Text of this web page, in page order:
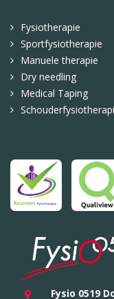
Fysiotherapie
Sportfysiotherapie
Manuele therapie
Dry needling
Medical Taping
Fysio 0519